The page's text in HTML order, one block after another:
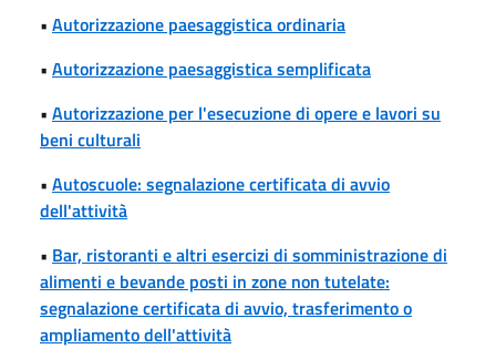
• Autorizzazione paesaggistica ordinaria
• Autorizzazione paesaggistica semplificata
• Autorizzazione per l'esecuzione di opere e lavori su
beni culturali
• Autoscuole: segnalazione certificata di avvio
dell'attività
• Bar, ristoranti e altri esercizi di somministrazione di
alimenti e bevande posti in zone non tutelate:
segnalazione certificata di avvio, trasferimento o
ampliamento dell'attività